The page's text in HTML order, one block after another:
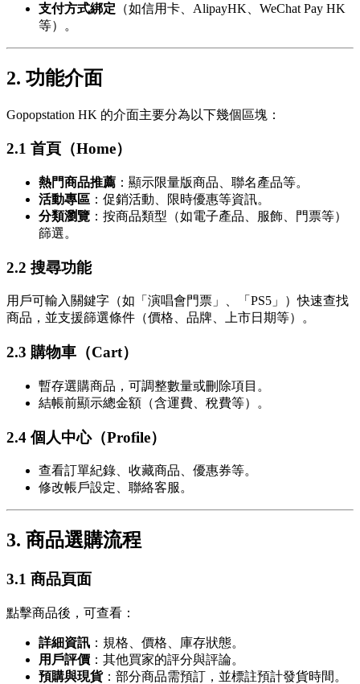
支付方式綁定 （如信用卡、AlipayHK、WeChat Pay HK
等）。
2. 功能介面
Gopopstation HK 的介面主要分為以下幾個區塊：
2.1 首頁（Home）
熱門商品推薦 ：顯示限量版商品、聯名產品等。
活動專區 ：促銷活動、限時優惠等資訊。
分類瀏覽 ：按商品類型（如電子產品、服飾、門票等）
篩選。
2.2 搜尋功能
用戶可輸入關鍵字（如「演唱會門票」、「PS5」）快速查找
商品，並支援篩選條件（價格、品牌、上市日期等）。
2.3 購物車（Cart）
暫存選購商品，可調整數量或刪除項目。
結帳前顯示總金額（含運費、稅費等）。
2.4 個人中心（Profile）
查看訂單紀錄、收藏商品、優惠券等。
修改帳戶設定、聯絡客服。
3. 商品選購流程
3.1 商品頁面
點擊商品後，可查看：
詳細資訊 ：規格、價格、庫存狀態。
用戶評價 ：其他買家的評分與評論。
預購與現貨：部分商品需預訂，並標註預計發貨時間。